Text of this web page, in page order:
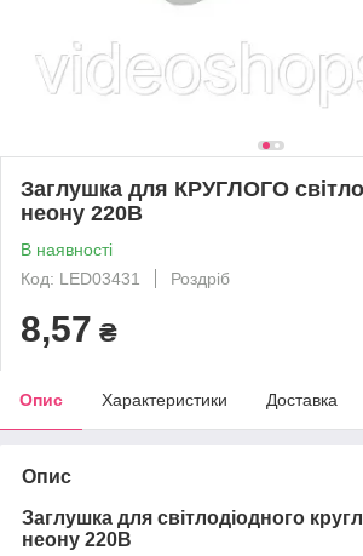
Заглушка для КРУГЛОГО
неону 220В
В наявності
Код: LED03431
Роздріб
8,57 ₴
Опис Характеристики Доставка
Опис
Заглушка для світлодіодного
неону 220В